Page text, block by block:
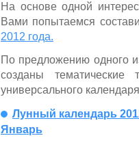
На основе одной
Вами попытаемся
2012 года.
По предложению одного
созданы
универсального
Лунный календарь
Январь